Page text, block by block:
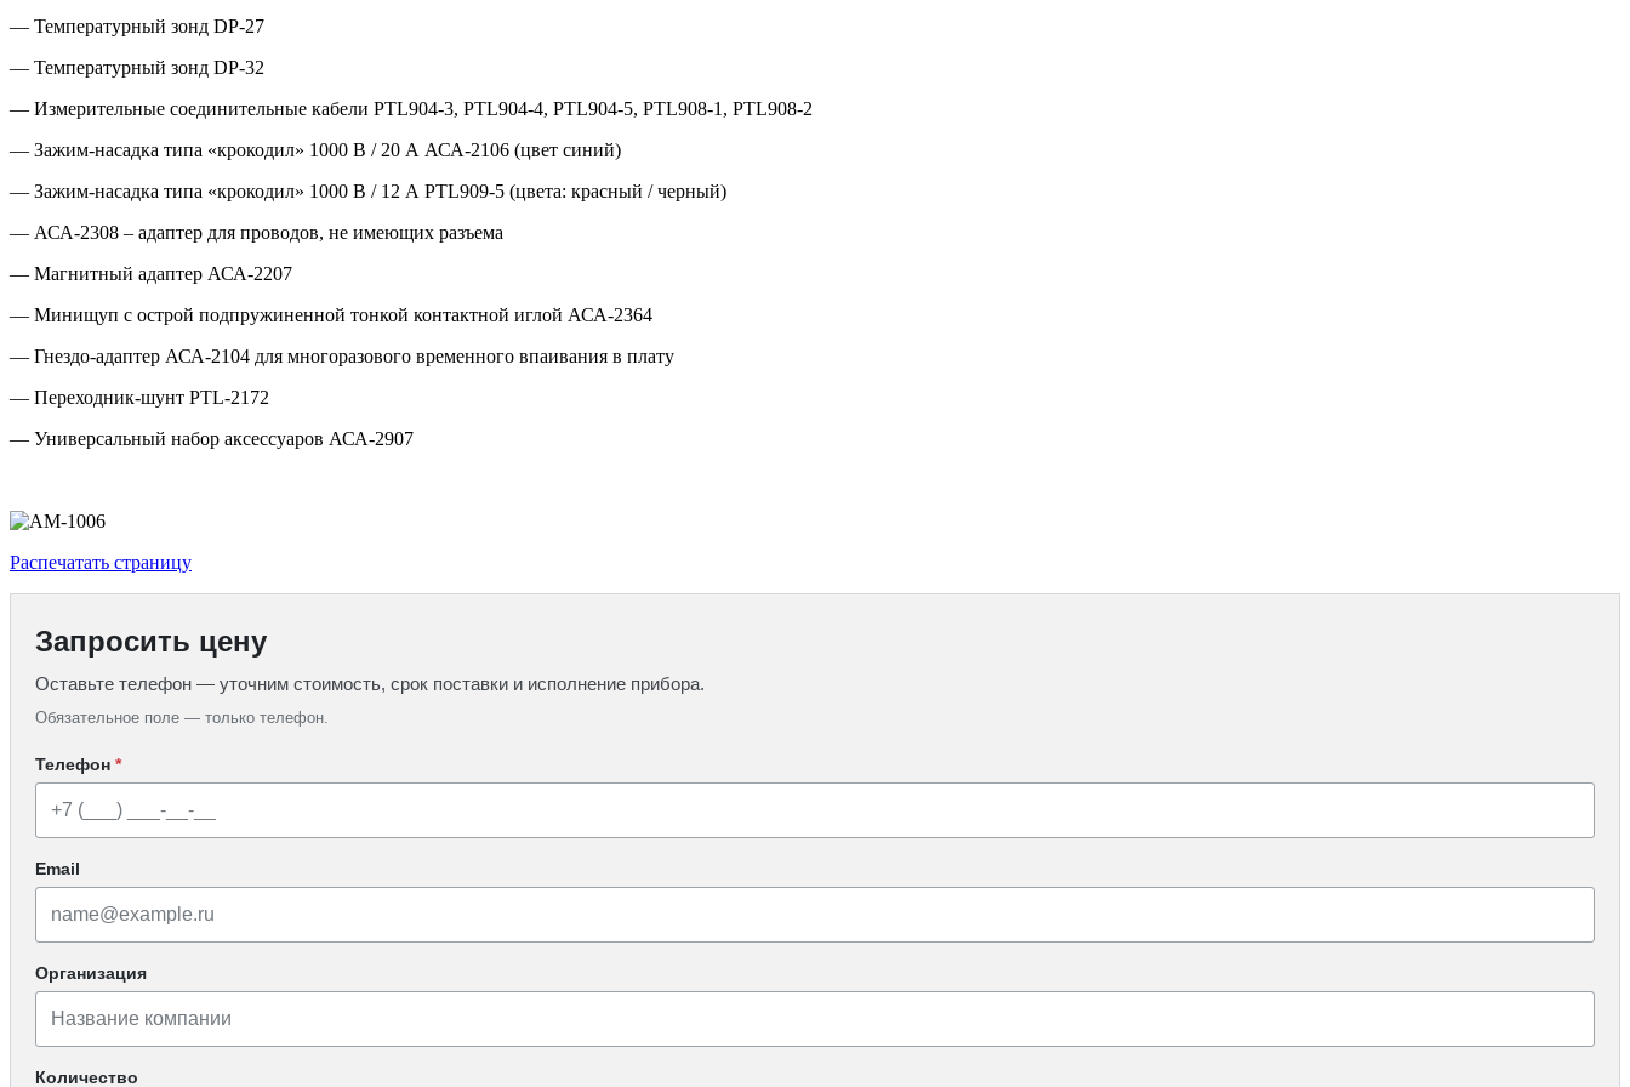
— Температурный зонд DP-27
— Температурный зонд DP-32
— Измерительные соединительные кабели PTL904-3, PTL904-4, PTL904-5, PTL908-1, PTL908-2
— Зажим-насадка типа «крокодил» 1000 В / 20 А АСА-2106 (цвет синий)
— Зажим-насадка типа «крокодил» 1000 В / 12 А PTL909-5 (цвета: красный / черный)
— АСА-2308 – адаптер для проводов, не имеющих разъема
— Магнитный адаптер АСА-2207
— Минищуп с острой подпружиненной тонкой контактной иглой АСА-2364
— Гнездо-адаптер АСА-2104 для многоразового временного впаивания в плату
— Переходник-шунт PTL-2172
— Универсальный набор аксессуаров АСА-2907
Распечатать страницу
Запросить цену
Оставьте телефон — уточним стоимость, срок поставки и исполнение прибора.
Обязательное поле — только телефон.
Телефон *
Email
Организация
Количество